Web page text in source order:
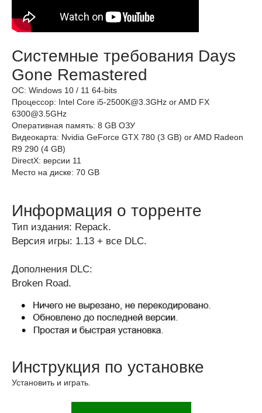
Системные требования Days
Gone Remastered
ОС: Windows 10 / 11 64-bits
Процессор: Intel Core i5-2500K@3.3GHz or AMD FX
6300@3.5GHz
Оперативная память: 8 GB ОЗУ
Видеокарта: Nvidia GeForce GTX 780 (3 GB) or AMD Radeon
R9 290 (4 GB)
DirectX: версии 11
Место на диске: 70 GB
Информация о торренте
Тип издания: Repack.
Версия игры: 1.13 + все DLC.
Дополнения DLC:
Broken Road.
Инструкция по установке
Установить и играть.